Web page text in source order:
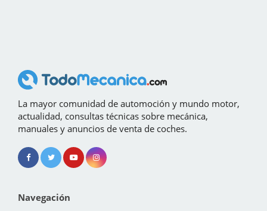
La mayor comunidad de automoción y mundo motor,
actualidad, consultas técnicas sobre mecánica,
manuales y anuncios de venta de coches.
Navegación